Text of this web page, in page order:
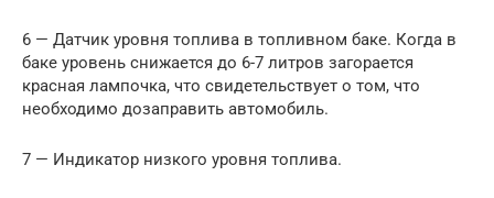
6 — Датчик уровня топлива в топливном баке. Когда в
баке уровень снижается до 6-7 литров загорается
красная лампочка, что свидетельствует о том, что
необходимо дозаправить автомобиль.
7 — Индикатор низкого уровня топлива.